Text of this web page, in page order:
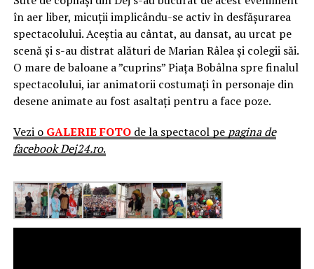
în aer liber, micuții implicându-se activ în desfășurarea
spectacolului. Aceștia au cântat, au dansat, au urcat pe
scenă și s-au distrat alături de Marian Râlea și colegii săi.
O mare de baloane a ”cuprins” Piața Bobâlna spre finalul
spectacolului, iar animatorii costumați în personaje din
desene animate au fost asaltați pentru a face poze.
Vezi oGALERIE FOTOde la spectacol pe pagina de
facebook Dej24.ro.